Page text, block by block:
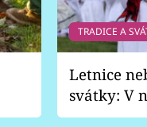
TRADICE A
Letnice
svátky: V
pondělí